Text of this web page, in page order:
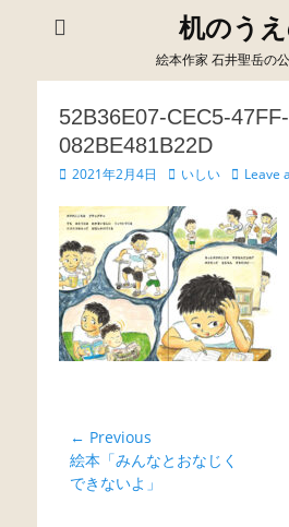
机のう
絵本作家 石井聖岳の
52B36E07-CEC5-
082BE481B22D
Posted
2021年2月4日 Author
いしい Leave
投
稿
ナ
← Previous
Previous
post:
絵本「みんなとおなじく
できないよ」